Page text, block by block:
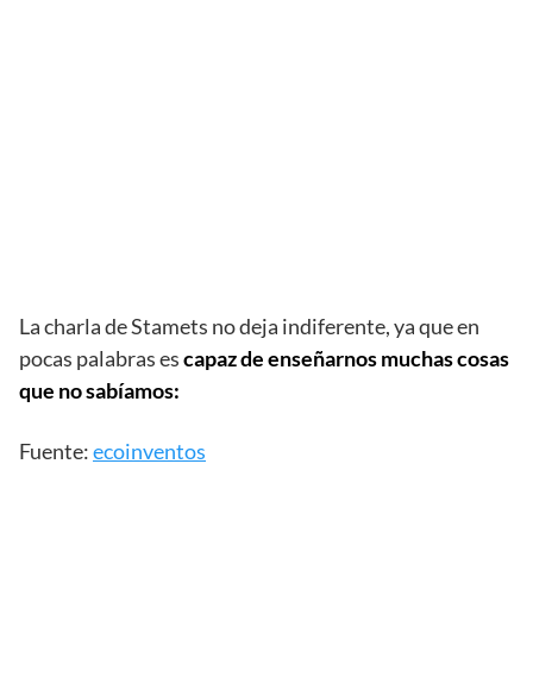
La charla de Stamets no deja indiferente, ya que en
pocas palabras escapaz de enseñarnos muchas cosas
que no sabíamos:
Fuente:ecoinventos